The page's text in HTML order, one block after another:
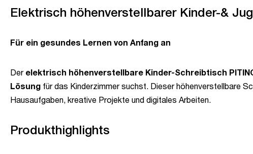
Elektrisch höhenverstellbarer Kinder-&
Für ein gesundes Lernen von Anfang an
Der elektrisch höhenverstellbare Kinder-Schreibtisch
Lösung für das Kinderzimmer suchst. Dieser höhenverstellbare
Hausaufgaben, kreative Projekte und digitales Arbeiten.
Produkthighlights